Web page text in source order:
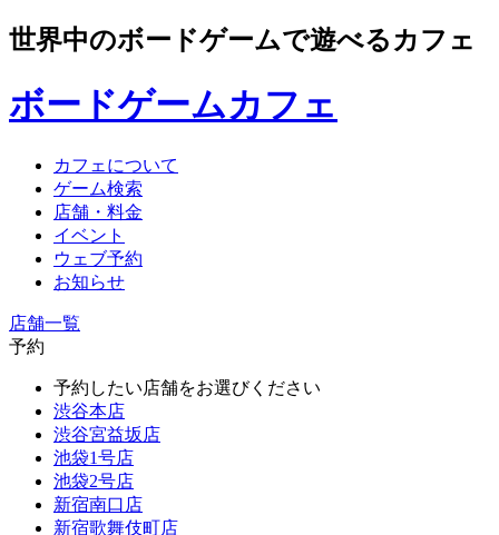
世界中のボードゲームで遊べるカフェ
ボードゲームカフェ
カフェについて
ゲーム検索
店舗・料金
イベント
ウェブ予約
お知らせ
店舗一覧
予約
予約したい店舗をお選びください
渋谷本店
渋谷宮益坂店
池袋1号店
池袋2号店
新宿南口店
新宿歌舞伎町店